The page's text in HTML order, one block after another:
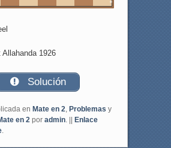
Allahanda 1926
Solución
en Mate en 2, Problemas y
en 2por admin. ||
Enlace
.